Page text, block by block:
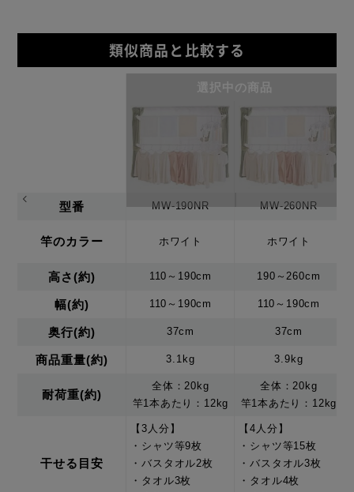
類似商品と比較する
選択中の商品
型番 MW-190NR MW-260NR
竿のカラー ホワイト ホワイト
高さ(約) 110～190cm 190～260cm
幅(約) 110～190cm 110～190cm
奥行(約) 37cm 37cm
商品重量(約) 3.1kg 3.9kg
耐荷重(約)
全体：20kg
竿1本あたり：12kg
全体：20kg
竿1本あたり：12kg
干せる目安
【3人分】
・シャツ等9枚
・バスタオル2枚
・タオル3枚
【4人分】
・シャツ等15枚
・バスタオル3枚
・タオル4枚